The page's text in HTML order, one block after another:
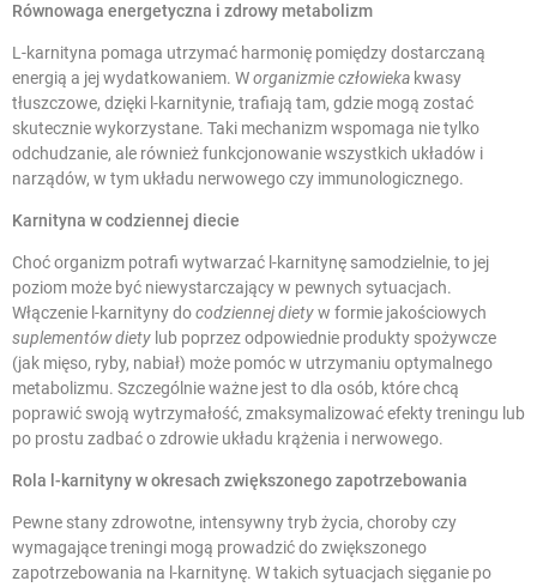
Równowaga energetyczna i zdrowy metabolizm
L-karnityna pomaga utrzymać harmonię pomiędzy dostarczaną
energią a jej wydatkowaniem. Worganizmie człowieka kwasy
tłuszczowe, dzięki l-karnitynie, trafiają tam, gdzie mogą zostać
skutecznie wykorzystane. Taki mechanizm wspomaga nie tylko
odchudzanie, ale również funkcjonowanie wszystkich układów i
narządów, w tym układu nerwowego czy immunologicznego.
Karnityna w codziennej diecie
Choć organizm potrafi wytwarzać l-karnitynę samodzielnie, to jej
poziom może być niewystarczający w pewnych sytuacjach.
Włączenie l-karnityny docodziennej dietyw formie jakościowych
suplementów diety lub poprzez odpowiednie produkty spożywcze
(jak mięso, ryby, nabiał) może pomóc w utrzymaniu optymalnego
metabolizmu. Szczególnie ważne jest to dla osób, które chcą
poprawić swoją wytrzymałość, zmaksymalizować efekty treningu lub
po prostu zadbać o zdrowie układu krążenia i nerwowego.
Rola l-karnityny w okresach zwiększonego zapotrzebowania
Pewne stany zdrowotne, intensywny tryb życia, choroby czy
wymagające treningi mogą prowadzić do zwiększonego
zapotrzebowania na l-karnitynę. W takich sytuacjach sięganie po